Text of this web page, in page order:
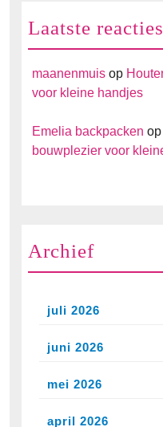
Laatste reacties
maanenmuis op
voor kleine handjes
Emelia backpacken op
bouwplezier voor
Archief
juli 2026
juni 2026
mei 2026
april 2026